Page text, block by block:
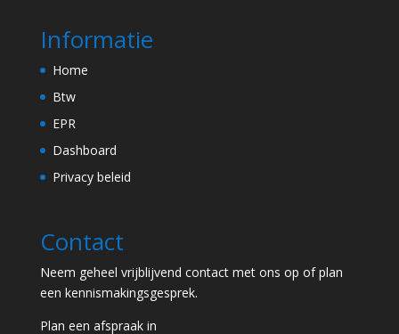
Informatie
Home
Btw
EPR
Dashboard
Privacy beleid
Contact
Neem geheel vrijblijvend contact met ons op of plan
een kennismakingsgesprek.
Plan een afspraak in